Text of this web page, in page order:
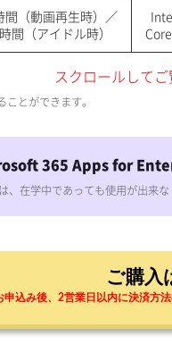
間（動画再生時）／
間（アイドル時）
スクロールして
とができます。
365 Apps for
在学中であっても使用が出来な
ご購入
申込み後、2営業日以内に決済方